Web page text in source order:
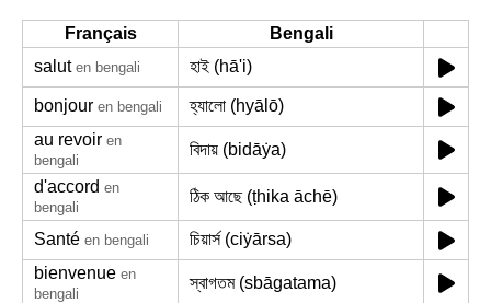
Français
Bengali
salut en bengali হাই (hā'i)
bonjour en bengali
হ্যালো (hyālō)
au revoir en
bengali
বিদায় (bidāẏa)
d'accord en
bengali
ঠিক আছে (ṭhika āchē)
Santé en bengali
চিয়ার্স (ciẏārsa)
bienvenue en
bengali
স্বাগতম (sbāgatama)